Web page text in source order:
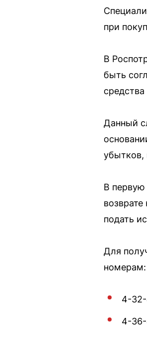
при
В
быть
Данный
убытков,
В первую
подать
Для
номерам:
4-
4-